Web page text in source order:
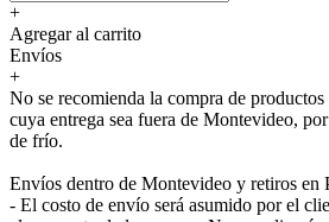
+
Agregar al carrito
Envíos
+
No se recomienda la compra de productos
cuya entrega sea fuera de Montevideo,
de frío.
Envíos dentro de Montevideo y retiros en
- El costo de envío será asumido por el